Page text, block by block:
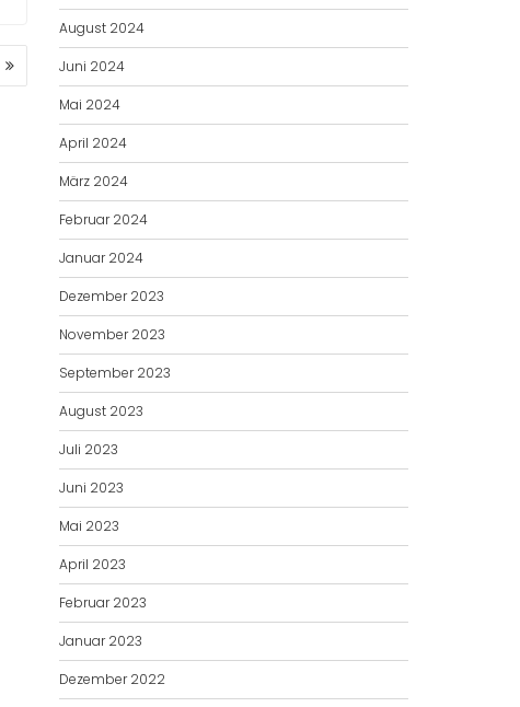
August 2024
Juni 2024
Mai 2024
April 2024
März 2024
Februar 2024
Januar 2024
Dezember 2023
November 2023
September 2023
August 2023
Juli 2023
Juni 2023
Mai 2023
April 2023
Februar 2023
Januar 2023
Dezember 2022